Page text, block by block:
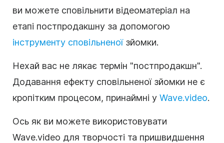
ви можете сповільнити відеоматеріал на
етапі постпродакшну за допомогою
інструменту сповільненоїзйомки.
Нехай вас не лякає термін "постпродакшн".
Додавання ефекту сповільненої зйомки не є
кропітким процесом, принаймні у Wave.video.
Ось як ви можете використовувати
Wave.video для творчості та пришвидшення